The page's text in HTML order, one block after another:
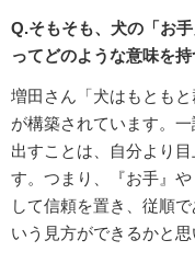
Q.そもそも、犬の「お
ってどのような意味を
増田さん「犬はもとも
が構築されています。
出すことは、自分より
す。つまり、『お手』
して信頼を置き、従順
いう見方ができるかと思